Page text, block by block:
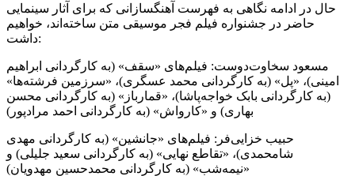
حال در ادامه نگاهی به فهرست آهنگسازانی که برای آثار سینمایی
حاضر در جشنواره فیلم فجر موسیقی متن ساخته‌اند، خواهیم
داشت:
مسعود سخاوت‌دوست: فیلم‌های «سقف» (به کارگردانی ابراهیم
امینی)، «پل» (به کارگردانی محمد عسگری)، «سرزمین فرشته‌ها»
(به کارگردانی بابک خواجه‌پاشا)، «قمارباز» (به کارگردانی محسن
بهاری) و «کارواش» (به کارگردانی احمد مرادپور)
حبیب خزایی‌فر: فیلم‌های «جانشین» (به کارگردانی مهدی
شامحمدی)، «تقاطع نهایی» (به کارگردانی سعید جلیلی) و
«نیمه‌شب» (به کارگردانی محمدحسین مهدویان)